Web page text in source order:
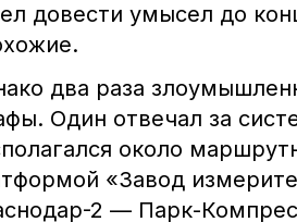
довести умысел до
два раза
Один отвечал за
около
«Завод
2 — Парк-